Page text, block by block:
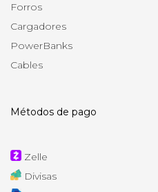
Forros
Cargadores
PowerBanks
Cables
Métodos de pago
Zelle
Divisas